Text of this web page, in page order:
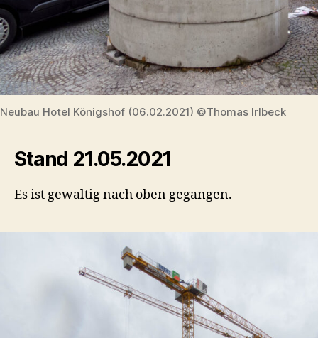
Neubau Hotel Königshof (06.02.2021) ©Thomas Irlbeck
Stand 21.05.2021
Es ist gewaltig nach oben gegangen.